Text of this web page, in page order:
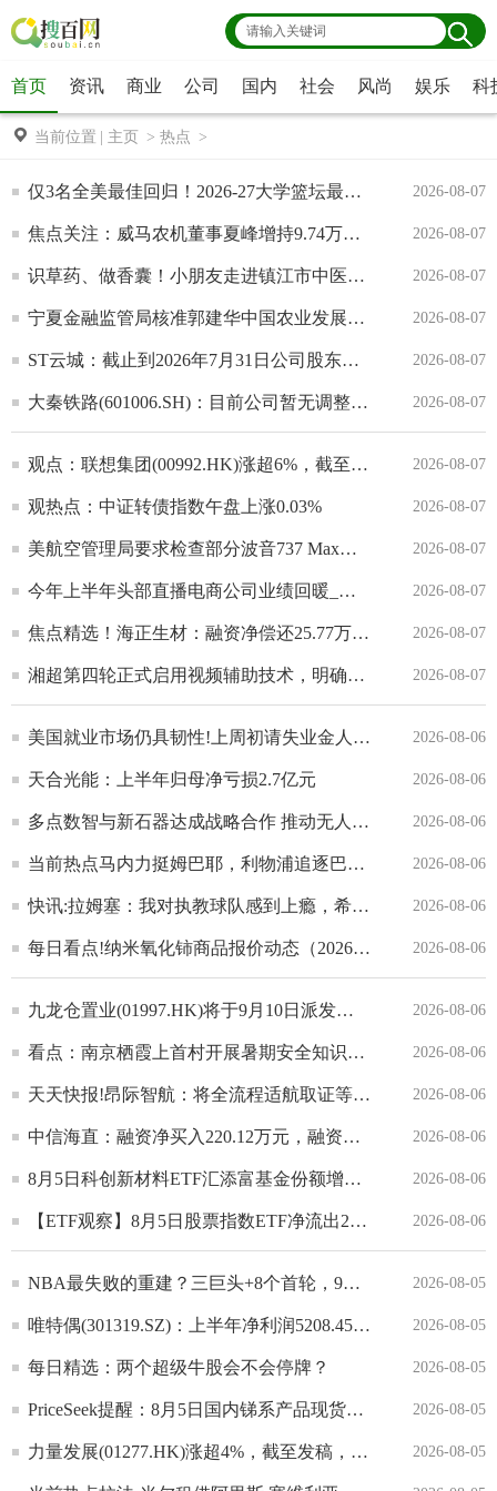
首页 资讯 商业 公司 国内 社会 风尚 娱乐 科
当前位置 主页 > 热点 >
仅3名全美最佳回归！2026-27大学篮坛最佳球员之争悬念重重-报资讯 2026-08-07
焦点关注：威马农机董事夏峰增持9.74万股，增持金额247.49万元 2026-08-07
识草药、做香囊！小朋友走进镇江市中医院，近距离感受中医魅力 2026-08-07
宁夏金融监管局核准郭建华中国农业发展银行银川市分行副行长任职资格|视点 2026-08-07
ST云城：截止到2026年7月31日公司股东户数为39579户_快看点 2026-08-07
大秦铁路(601006.SH)：目前公司暂无调整运价计划 焦点 2026-08-07
观点：联想集团(00992.HK)涨超6%，截至发稿，涨5.55%，报27.38港元，成交额16.6亿港元 2026-08-07
观热点：中证转债指数午盘上涨0.03% 2026-08-07
美航空管理局要求检查部分波音737 Max飞机是否存在部件裂纹 2026-08-07
今年上半年头部直播电商公司业绩回暖_每日报道 2026-08-07
焦点精选！海正生材：融资净偿还25.77万元，融资余额5536.23万元 2026-08-07
湘超第四轮正式启用视频辅助技术，明确四类场景回看申请机制-要闻 2026-08-07
美国就业市场仍具韧性!上周初请失业金人数维持低位 市场聚焦7月非农报告 最资讯 2026-08-06
天合光能：上半年归母净亏损2.7亿元 2026-08-06
多点数智与新石器达成战略合作 推动无人车配送赋能零售 每日焦点 2026-08-06
当前热点马内力挺姆巴耶，利物浦追逐巴黎边锋接班萨拉赫 2026-08-06
快讯:拉姆塞：我对执教球队感到上瘾，希望阿森纳能继续前进 2026-08-06
每日看点!纳米氧化铈商品报价动态（2026-08-06） 2026-08-06
九龙仓置业(01997.HK)将于9月10日派发中期股息每股0.94港元 2026-08-06
看点：南京栖霞上首村开展暑期安全知识阅读宣传活动 2026-08-06
天天快报!昂际智航：将全流程适航取证等经验开放 搭建联盟协同平台 2026-08-06
中信海直：融资净买入220.12万元，融资余额5.27亿元 2026-08-06
8月5日科创新材料ETF汇添富基金份额增加300万份，重仓股沪硅产业、安集科技、中船特气 热门 2026-08-06
【ETF观察】8月5日股票指数ETF净流出262.26亿元-焦点播报 2026-08-06
NBA最失败的重建？三巨头+8个首轮，9年才赢下1场|微动态 2026-08-05
唯特偶(301319.SZ)：上半年净利润5208.45万元 同比增长23.47% 独家焦点 2026-08-05
每日精选：两个超级牛股会不会停牌？ 2026-08-05
PriceSeek提醒：8月5日国内锑系产品现货行情偏弱运行 2026-08-05
力量发展(01277.HK)涨超4%，截至发稿，涨4.39%，报1.785港元，成交额2303.9万港元 2026-08-05